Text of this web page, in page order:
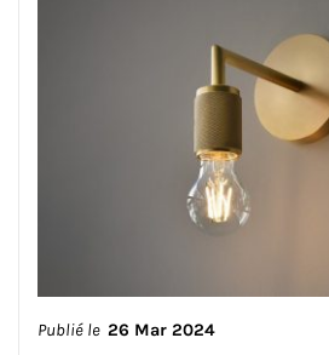
Publié le 26 Mar 2024